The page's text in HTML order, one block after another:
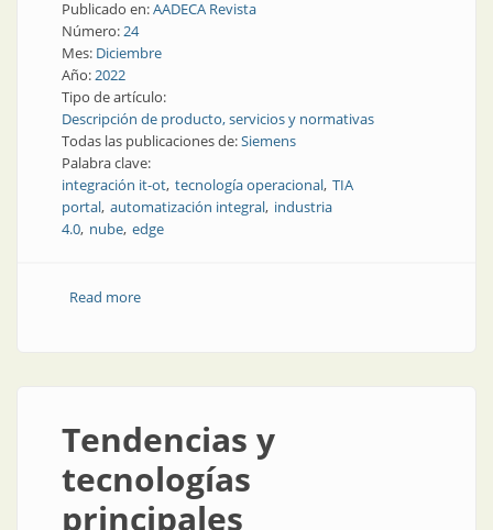
Publicado en:AADECA Revista
Número:24
Mes: Diciembre
Año:2022
Tipo de artículo:
Descripción de producto, servicios y normativas
Todas las publicaciones de:Siemens
Palabra clave:
integración it-ot tecnología operacional TIA
portal automatización integral industria
4.0 nube edge
Read moreabout Cuando recibís esa llamada telefónica
Tendencias y
tecnologías
principales